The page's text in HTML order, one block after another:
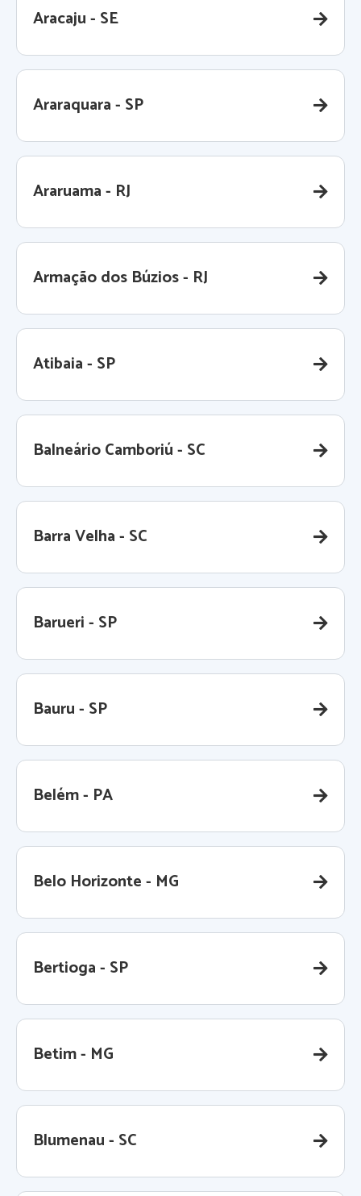
Aracaju - SE
Araraquara - SP
Araruama - RJ
Armação dos Búzios - RJ
Atibaia - SP
Balneário Camboriú - SC
Barra Velha - SC
Barueri - SP
Bauru - SP
Belém - PA
Belo Horizonte - MG
Bertioga - SP
Betim - MG
Blumenau - SC